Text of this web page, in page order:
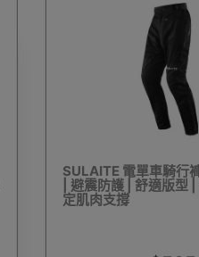
食物包裝機
SULAITE 電單車騎行
| 避震防護 | 舒適版型
定肌肉支撐